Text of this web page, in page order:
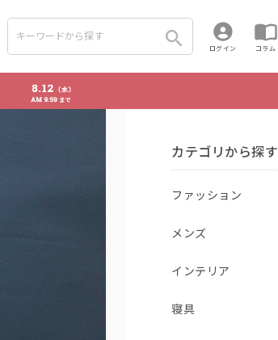
ログイン コラム
カテゴリから探す
ファッション
メンズ
インテリア
寝具